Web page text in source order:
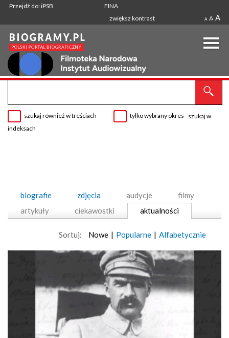
Przejdź do: iPSB
FINA
zwiększ kontrast
A A A
szukaj również w treściach tylko wybrany okres
szukaj w
indeksach
biografie zdjęcia audycje
filmy
artykuły
ciekawostki aktualności
Sortuj: Nowe | Popularne | Alfabetycznie